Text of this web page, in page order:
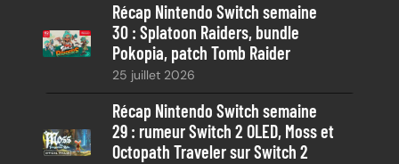
c
h
Récap Nintendo Switch semaine
30 : Splatoon Raiders, bundle
Pokopia, patch Tomb Raider
25 juillet 2026
Récap Nintendo Switch semaine
29 : rumeur Switch 2 OLED, Moss et
Octopath Traveler sur Switch 2